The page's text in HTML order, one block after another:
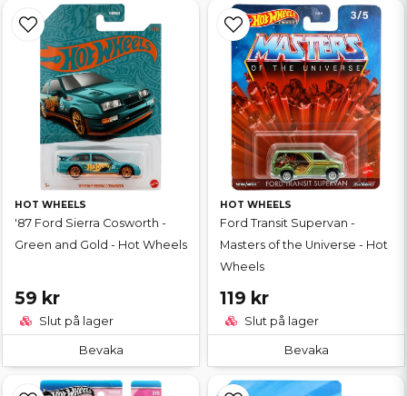
HOT WHEELS
'87 Ford Sierra Cosworth -
Green and Gold - Hot Wheels
59 kr
Slut på lager
Bevaka
HOT WHEELS
Ford Transit Supervan -
Masters of the Universe - Hot
Wheels
119 kr
Slut på lager
Bevaka